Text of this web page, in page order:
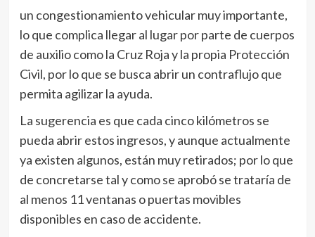
un congestionamiento vehicular muy importante,
lo que complica llegar al lugar por parte de cuerpos
de auxilio como la Cruz Roja y la propia Protección
Civil, por lo que se busca abrir un contraflujo que
permita agilizar la ayuda.
La sugerencia es que cada cinco kilómetros se
pueda abrir estos ingresos, y aunque actualmente
ya existen algunos, están muy retirados; por lo que
de concretarse tal y como se aprobó se trataría de
al menos 11 ventanas o puertas movibles
disponibles en caso de accidente.